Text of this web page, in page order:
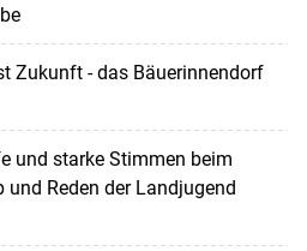
Zukunft - das Bäuerinnendorf
und starke Stimmen beim
und Reden der Landjugend